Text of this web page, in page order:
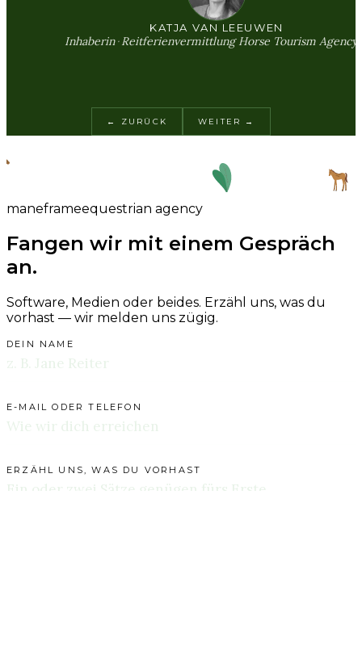
KATJA VAN LEEUWEN
Inhaberin · Reitferienvermittlung Horse Tourism Agency
← ZURÜCK WEITER →
maneframeequestrian agency
Fangen wir mit einem Gespräch
an.
Software, Medien oder beides. Erzähl uns, was du
vorhast — wir melden uns zügig.
DEIN NAME
E-MAIL ODER TELEFON
ERZÄHL UNS, WAS DU VORHAST